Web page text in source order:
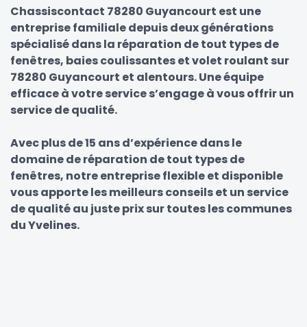
Chassiscontact 78280 Guyancourt est une
entreprise familiale depuis deux générations
spécialisé dans la réparation de tout types de
fenêtres, baies coulissantes et volet roulant sur
78280 Guyancourt et alentours. Une équipe
efficace à votre service s’engage à vous offrir un
service de qualité.
Avec plus de 15 ans d’expérience dans le
domaine de réparation de tout types de
fenêtres, notre entreprise flexible et disponible
vous apporte les meilleurs conseils et un service
de qualité au juste prix sur toutes les communes
du Yvelines.